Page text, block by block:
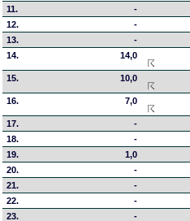
11.
-
12.
-
13.
-
14.
14,0
15. 10,0
16. 7,0
17. -
18.
-
19.
1,0
20.
-
21.
-
22.
-
23.
-